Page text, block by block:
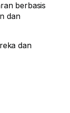
berbasis
dan
dan